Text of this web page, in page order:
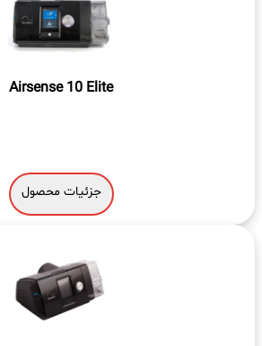
Airsense 10 Elite
جزئیات محصول